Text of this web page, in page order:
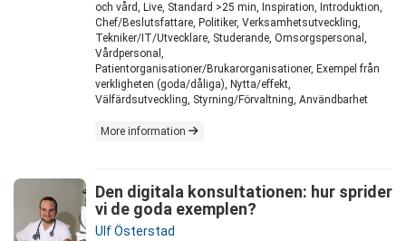
och vård, Live, Standard >25 min, Inspiration, Introduktion,
Chef/Beslutsfattare, Politiker, Verksamhetsutveckling,
Tekniker/IT/Utvecklare, Studerande, Omsorgspersonal,
Vårdpersonal,
Patientorganisationer/Brukarorganisationer, Exempel från
verkligheten (goda/dåliga), Nytta/effekt,
Välfärdsutveckling, Styrning/Förvaltning, Användbarhet
More information
Den digitala konsultationen: hur sprider
vi de goda exemplen?
Ulf Österstad